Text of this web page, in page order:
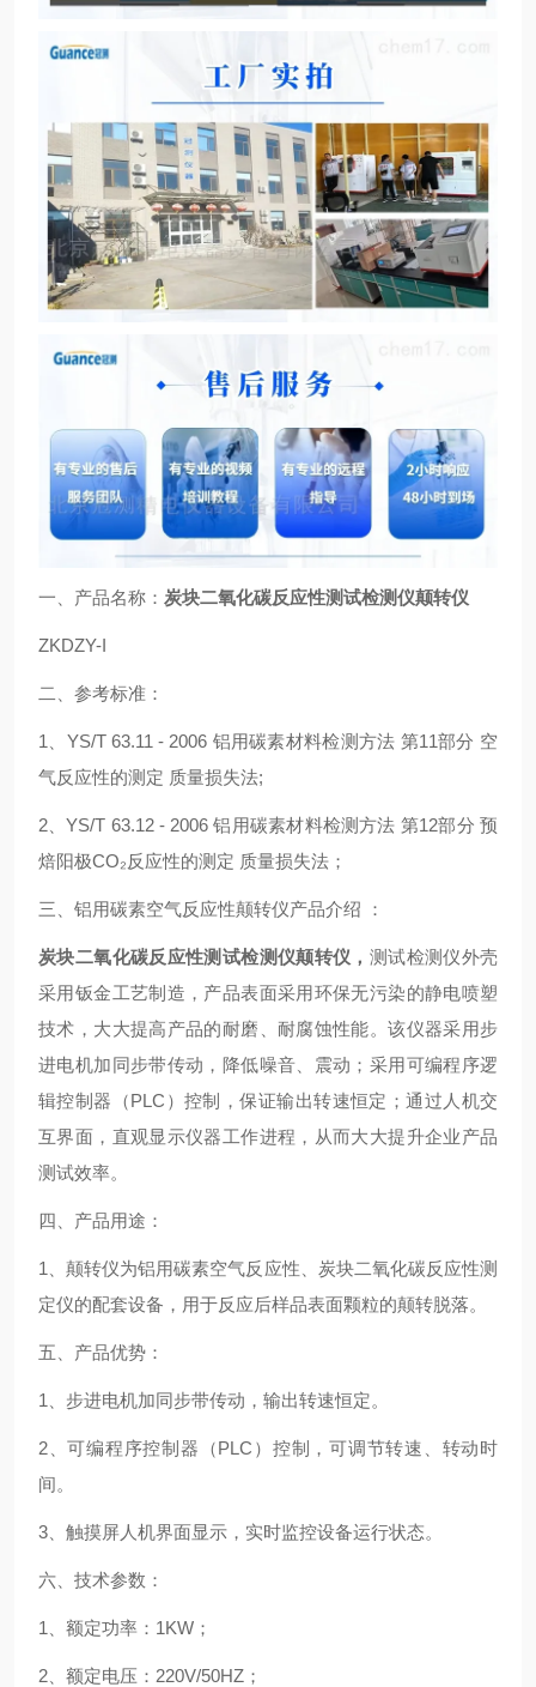
一、产品名称： 炭块二氧化碳反应性测试检测仪颠转仪
ZKDZY-I
二、参考标准：
1、YS/T 63.11 - 2006 铝用碳素材料检测方法 第11部分 空
气反应性的测定 质量损失法;
2、YS/T 63.12 - 2006 铝用碳素材料检测方法 第12部分 预
焙阳极CO₂反应性的测定 质量损失法；
三、铝用碳素空气反应性颠转仪产品介绍 ：
炭块二氧化碳反应性测试检测仪颠转仪 ， 测试检测仪外壳
采用钣金工艺制造，产品表面采用环保无污染的静电喷塑
技术，大大提高产品的耐磨、耐腐蚀性能。该仪器采用步
进电机加同步带传动，降低噪音、震动；采用可编程序逻
辑控制器（PLC）控制，保证输出转速恒定；通过人机交
互界面，直观显示仪器工作进程，从而大大提升企业产品
测试效率。
四、产品用途：
1、颠转仪为铝用碳素空气反应性、炭块二氧化碳反应性测
定仪的配套设备，用于反应后样品表面颗粒的颠转脱落。
五、产品优势：
1、步进电机加同步带传动，输出转速恒定。
2、可编程序控制器（PLC）控制，可调节转速、转动时
间。
3、触摸屏人机界面显示，实时监控设备运行状态。
六、技术参数：
1、额定功率：1KW；
2、额定电压：220V/50HZ；